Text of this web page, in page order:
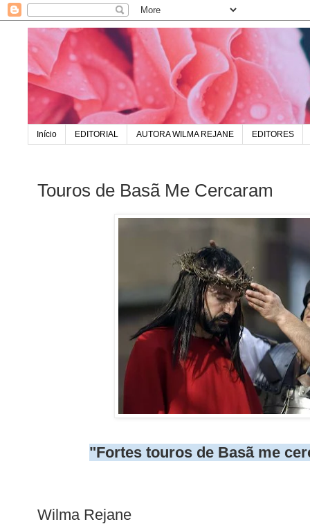
Início EDITORIAL AUTORA WILMA REJANE EDITORES
Touros de Basã Me Cercaram
"Fortes touros de Basã me
Wilma Rejane